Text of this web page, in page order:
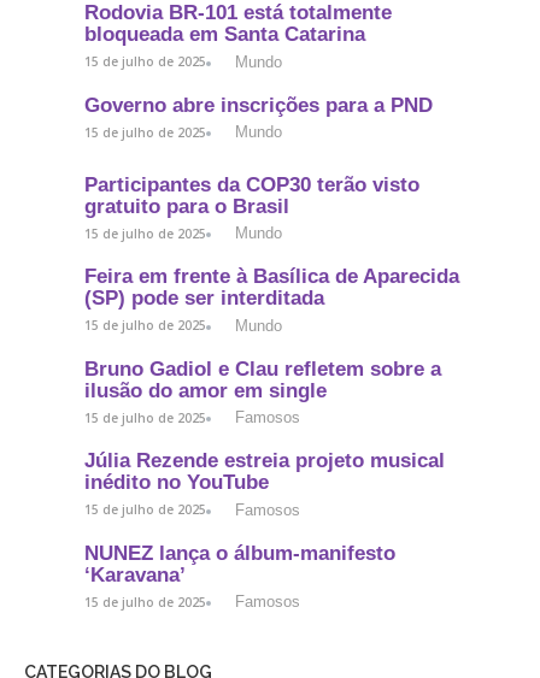
Rodovia BR-101 está totalmente
bloqueada em Santa Catarina
15 de julho de 2025 Mundo
Governo abre inscrições para a PND
15 de julho de 2025 Mundo
Participantes da COP30 terão visto
gratuito para o Brasil
15 de julho de 2025 Mundo
Feira em frente à Basílica de Aparecida
(SP) pode ser interditada
15 de julho de 2025 Mundo
Bruno Gadiol e Clau refletem sobre a
ilusão do amor em single
15 de julho de 2025 Famosos
Júlia Rezende estreia projeto musical
inédito no YouTube
15 de julho de 2025 Famosos
NUNEZ lança o álbum-manifesto
‘Karavana’
15 de julho de 2025 Famosos
CATEGORIAS DO BLOG